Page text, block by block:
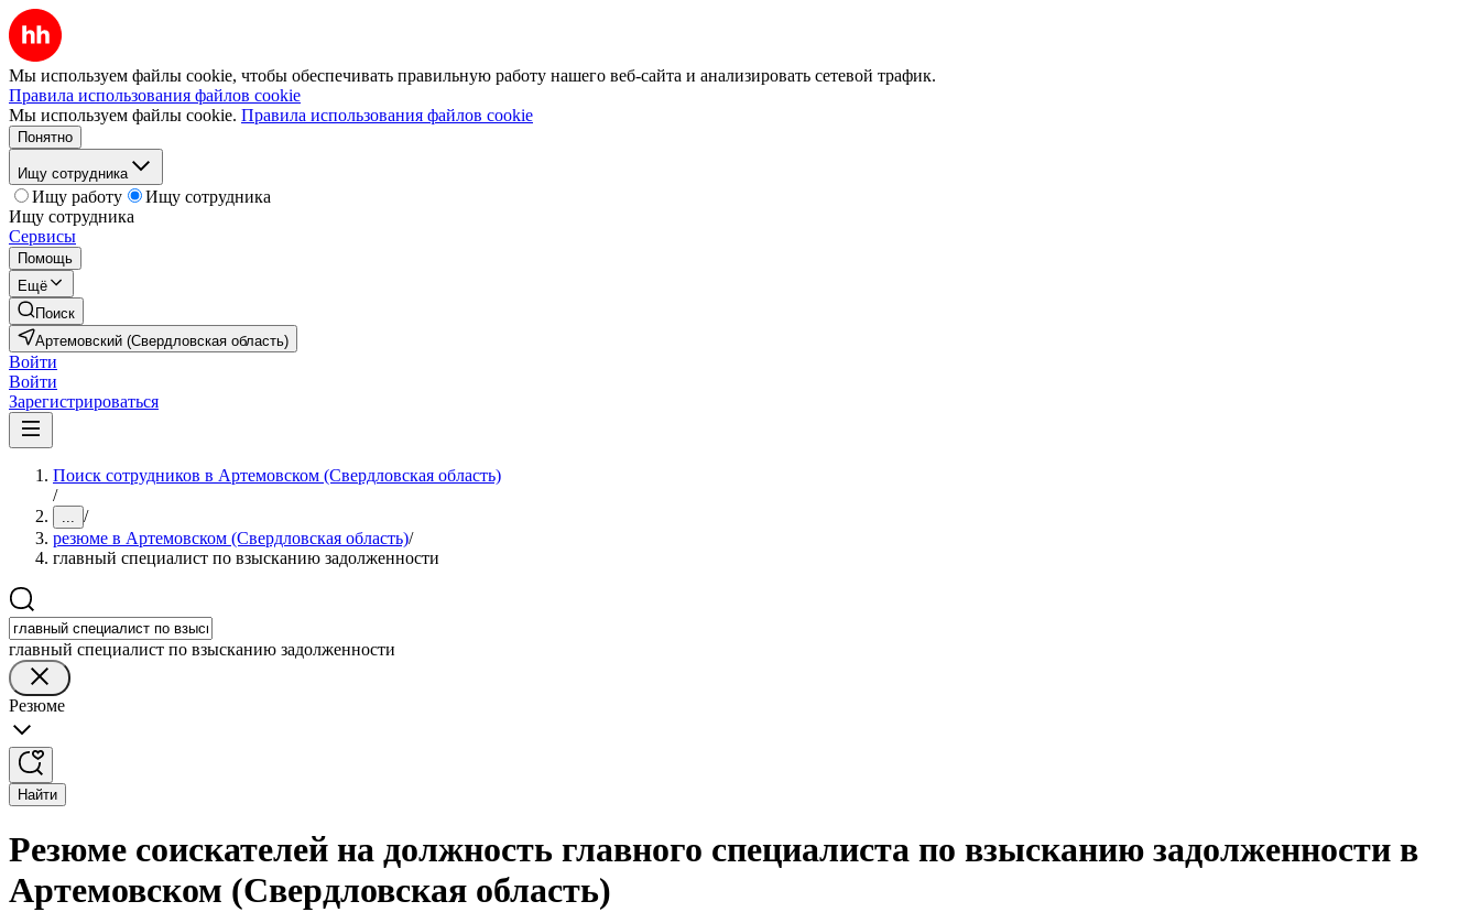
Мы используем файлы cookie, чтобы обеспечивать правильную работу нашего веб-сайта и анализировать сетевой трафик.
Правила использования файлов cookie
Мы используем файлы cookie. Правила использования файлов cookie
Понятно
Ищу сотрудника
Ищу работу
Ищу сотрудника
Ищу сотрудника
Сервисы
Помощь
Ещё
Поиск
Артемовский (Свердловская область)
Войти
Войти
Зарегистрироваться
Поиск сотрудников в Артемовском (Свердловская область)
/
... /
резюме в Артемовском (Свердловская область)/
главный специалист по взысканию задолженности
главный специалист по взысканию задолженности
Резюме
Найти
Резюме соискателей на должность главного специалиста по взысканию задолженности в
Артемовском (Свердловская область)